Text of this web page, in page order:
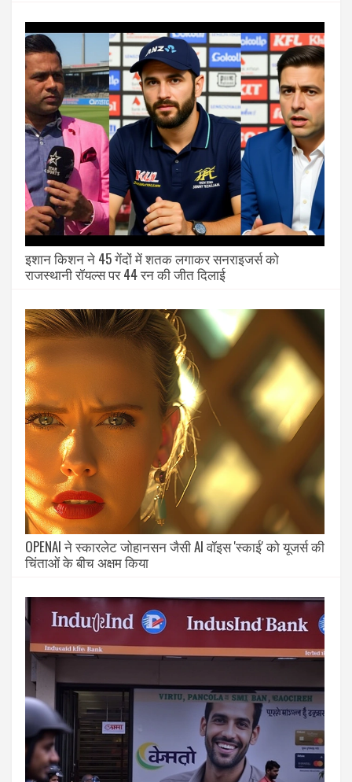
इशान किशन ने 45 गेंदों में शतक लगाकर सनराइजर्स को
राजस्थानी रॉयल्स पर 44 रन की जीत दिलाई
OPENAI ने स्कारलेट जोहानसन जैसी AI वॉइस 'स्काई' को यूजर्स की
चिंताओं के बीच अक्षम किया